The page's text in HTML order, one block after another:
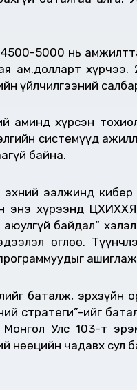
4500-5000 нь
хүрчээ.
үйлчилгээний
аминд хүрсэн
системүүд
байна.
эхний ээлжинд
хүрээнд
байдал”
өглөө.
баталж, эрхзүйн
стратеги”-ийг
Улс 103-т
нөөцийн чадавх сул